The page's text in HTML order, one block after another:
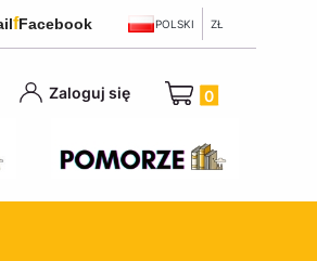
fFacebook POLSKI ZŁ
Zaloguj się Produkty w